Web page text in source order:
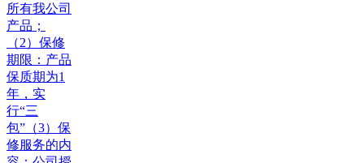
所有我公司
产品；
（2）保修
期限：产品
保质期为1
年，实
行“三
包”（3）保
修服务的内